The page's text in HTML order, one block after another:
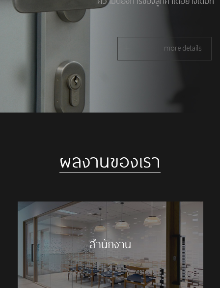
more details
ผลงานของเรา
สำนักงาน